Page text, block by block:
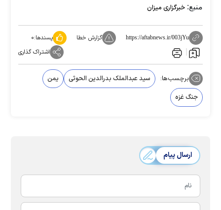
منبع: خبرگزاری میزان
https://aftabnews.ir/003jYu گزارش خطا پسندها:۰
اشتراک گذاری
برچسب‌ها: سید عبدالملک بدرالدین الحوثی
یمن
جنگ غزه
ارسال پیام